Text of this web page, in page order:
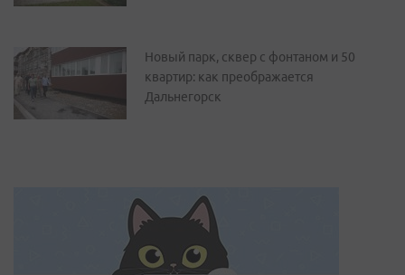
Новый парк, сквер с фонтаном и 50
квартир: как преображается
Дальнегорск